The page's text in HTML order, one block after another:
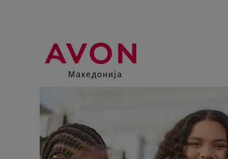
Македонија